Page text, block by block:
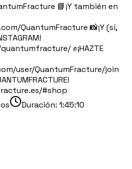
📘¡Y también en
QuantumFracture 📸¡Y (sí,
✊¡HAZTE
user/QuantumFracture/join
#shop
Duración: 1:45:10